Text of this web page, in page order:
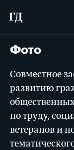
Фото
Совместное
развитию
по труду,
ветеранов и